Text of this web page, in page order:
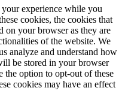
experience while you
cookies, the cookies that
on your browser as they are
of the website. We
analyze and understand how
be stored in your browser
the option to opt-out of these
cookies may have an effect